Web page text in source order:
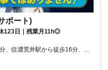
ポート)
123日｜残業月11h◎
、信濃荒井駅から徒歩16分、北